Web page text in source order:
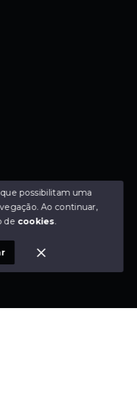
Imobiliários - 9.191-
possibilitam uma
Ao continuar,
de cookies.